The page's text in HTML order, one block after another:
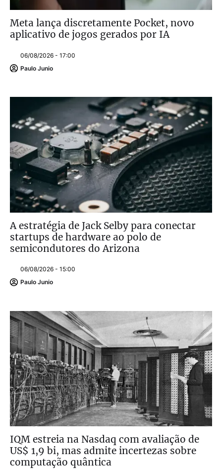
Meta lança discretamente Pocket, novo
aplicativo de jogos gerados por IA
06/08/2026 - 17:00
Paulo Junio
A estratégia de Jack Selby para conectar
startups de hardware ao polo de
semicondutores do Arizona
06/08/2026 - 15:00
Paulo Junio
IQM estreia na Nasdaq com avaliação de
US$ 1,9 bi, mas admite incertezas sobre
computação quântica